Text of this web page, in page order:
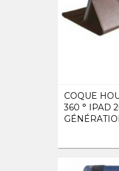
COQUE
360 ° IPAD